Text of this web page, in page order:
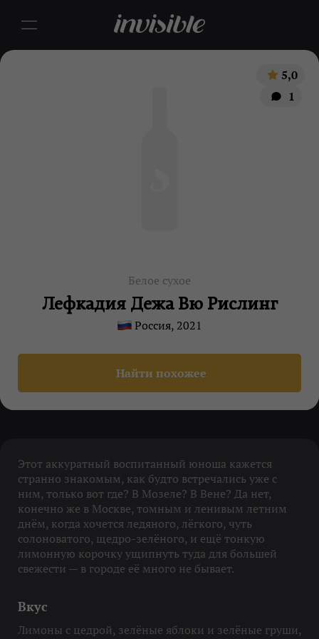
5,0
1
Белое сухое
Лефкадия Дежа Вю Рислинг
Россия, 2021
Найти похожее
Этот аккуратный воспитанный юноша кажется
странно знакомым, как будто встречались уже с
ним, только вот где? В Мозеле? В Вене? Да нет,
конечно же в Москве, томным и ленивым летним
днём, когда хочется ледяного, лёгкого, чуть
солоноватого, щедро-зелёного, и ещё тонкую
лимонную корочку ущипнуть туда для большей
свежести — в городе её много не бывает.
Вкус
Лимоны с цедрой, зелёные яблоки и зелёные груши,